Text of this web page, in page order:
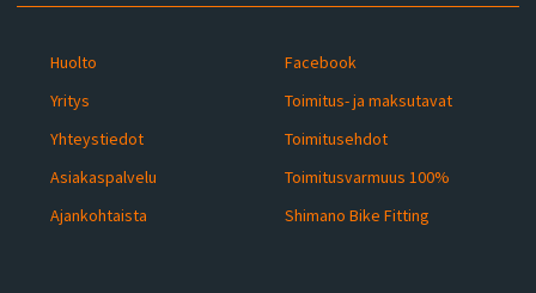
Huolto
Yritys
Yhteystiedot
Asiakaspalvelu
Ajankohtaista
Facebook
Toimitus- ja maksutavat
Toimitusehdot
Toimitusvarmuus 100%
Shimano Bike Fitting